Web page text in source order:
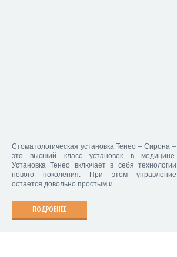
Стоматологическая установка Тенео – Сирона –
это высший класс установок в медицине.
Установка Тенео включает в себя технологии
нового поколения. При этом управление
остается довольно простым и
ПОДРОБНЕЕ